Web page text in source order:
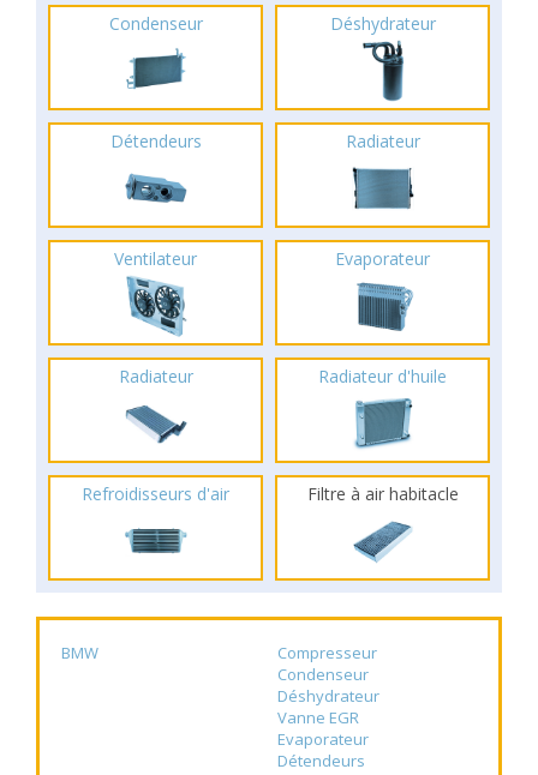
Condenseur Déshydrateur
Détendeurs Radiateur
Ventilateur Evaporateur
Radiateur Radiateur d'huile
Refroidisseurs d'air Filtre à air habitacle
BMW
Compresseur
Condenseur
Déshydrateur
Vanne EGR
Evaporateur
Détendeurs